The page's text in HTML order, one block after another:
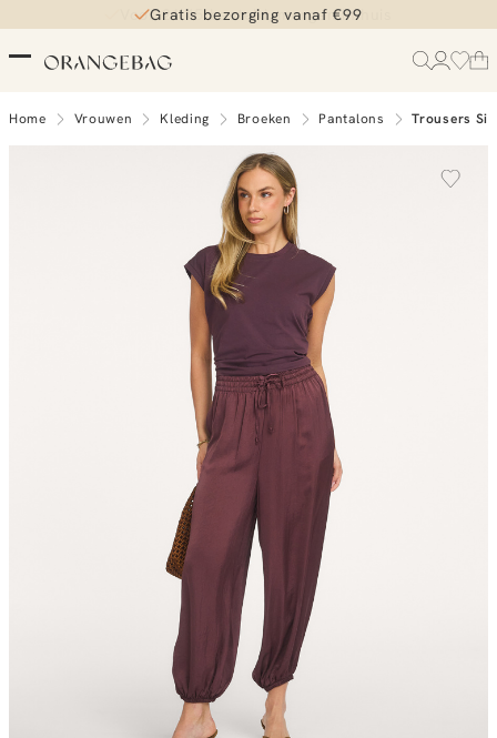
Voor 21.45 besteld, morgen in huis
Gratis bezorging vanaf €99
Home Vrouwen Kleding Broeken Pantalons Trousers